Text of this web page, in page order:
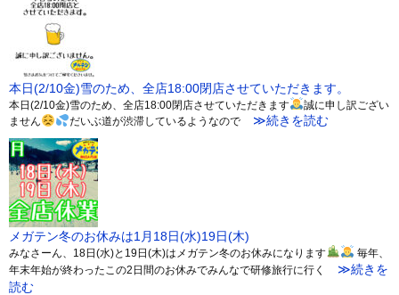
本日(2/10金)雪のため、全店18:00閉店させていただきます。
本日(2/10金)雪のため、全店18:00閉店させていただきます
誠に申し訳ござい
ません
だいぶ道が渋滞しているようなので≫続きを読む
メガテン冬のお休みは1月18日(水)19日(木)
みなさーん、18日(水)と19日(木)はメガテン冬のお休みになります
毎年、
年末年始が終わったこの2日間のお休みでみんなで研修旅行に行く
≫続きを
読む